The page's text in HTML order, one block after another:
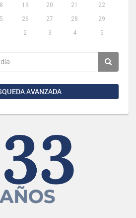
19 20 21
22
26 27 28
29
2 3 4 5
AVANZADA